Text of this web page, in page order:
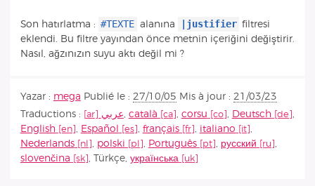
Son hatırlatma : #TEXTE alanına |justifier filtresi
eklendi. Bu filtre yayından önce metnin içeriğini değiştirir.
Nasıl, ağzınızın suyu aktı değil mi ?
Yazar : mega Publié le : 27/10/05 Mis à jour : 21/03/23
Traductions :
عربي català corsu Deutsch
English
Español français italiano
Nederlands
polski Português русский
slovenčina
Türkçe, українська